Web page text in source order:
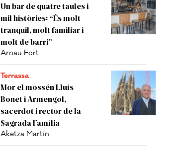
Un bar de quatre taules i
mil històries: “És molt
tranquil, molt familiar i
molt de barri”
Arnau Fort
Terrassa
Mor el mossén Lluís
Bonet i Armengol,
sacerdot i rector de la
Sagrada Família
Aketza Martín